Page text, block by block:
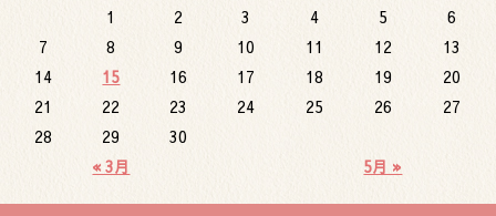
« 3月 5月 »
1 2 3 4 5
6
7
8 9 10 11 12
13
14
15 16 17 18 19
20
21
22 23 24 25 26
27
28
29 30